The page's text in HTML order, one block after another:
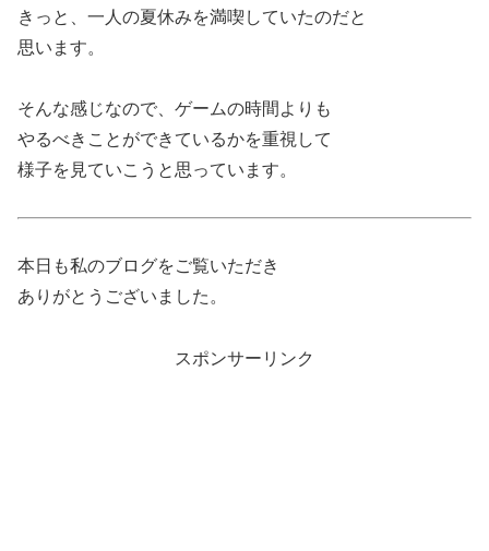
きっと、一人の夏休みを満喫していたのだと
思います。
そんな感じなので、ゲームの時間よりも
やるべきことができているかを重視して
様子を見ていこうと思っています。
本日も私のブログをご覧いただき
ありがとうございました。
スポンサーリンク